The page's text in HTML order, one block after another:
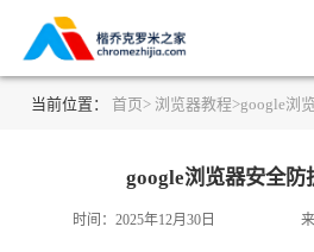
当前位置： 首页> 浏览器教程>google浏
google浏览器安全防
时间：2025年12月30日